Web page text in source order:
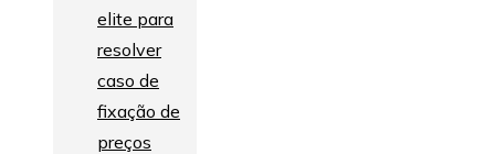
elite para
resolver
caso de
fixação de
preços